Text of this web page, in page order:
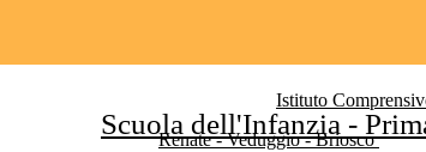
Istituto
Scuola dell'Infanzia -
Renate - Veduggio - Briosco